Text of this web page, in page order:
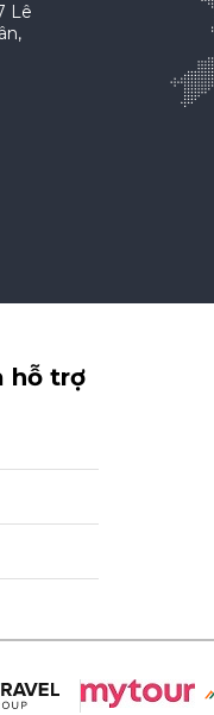
Lê
hỗ trợ